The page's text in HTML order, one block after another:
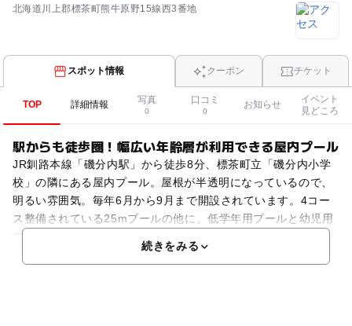
北海道川上郡標茶町熊牛原野15線西3番地
スポット情報 クーポン チケット
TOP 詳細情報 写真
0
口コミ
0
お知らせ
イベント
見どころ
駅からも徒歩圏！幅広い年齢層が利用できる屋内プール
JR釧路本線「磯分内駅」から徒歩8分、標茶町立「磯分内小学
校」の隣にある屋内プール。屋根が半透明になっているので、
明るい雰囲気。毎年6月から9月まで開設されています。4コー
ス整備されている25mプールの他に、低学年用プールと幼児用
続きをみる